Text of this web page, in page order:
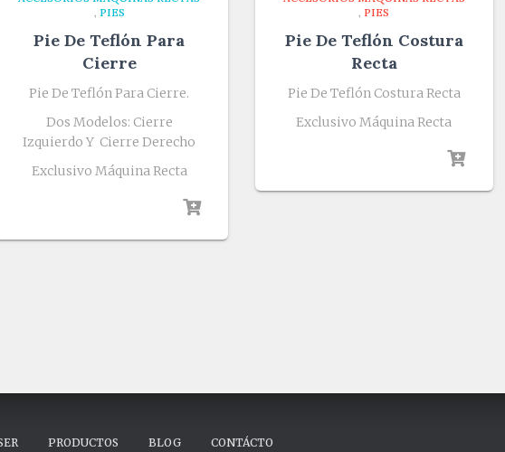
PIES
Pie De Teflón Para
Cierre
Pie De Teflón Para Cierre.
Dos Modelos: Cierre
Izquierdo Y Cierre Derecho
Exclusivo Máquina Recta
PIES
Pie De Teflón Costura
Recta
Pie De Teflón Costura Recta
Exclusivo Máquina Recta
PRODUCTOS BLOG CONTÁCTO